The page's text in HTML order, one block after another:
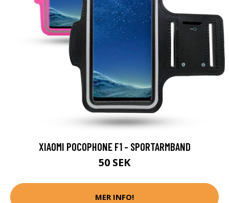
XIAOMI POCOPHONE F1 - SPORTARMBAND
50 SEK
MER INFO!